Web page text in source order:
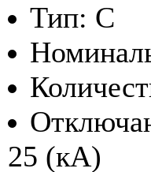
Тип: C
25 (кА)